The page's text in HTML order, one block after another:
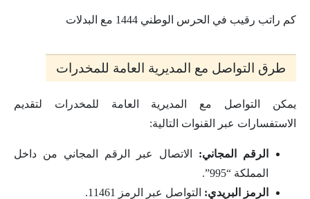
كم راتب رقيب في الحرس الوطني 1444 مع البدلات
طرق التواصل مع المديرية العامة للمخدرات
يمكن التواصل مع المديرية العامة للمخدرات لتقديم
الاستفسارات عبر القنوات التالية:
الرقم المجاني: الاتصال عبر الرقم المجاني من داخل
المملكة “995”.
الرمز البريدي: التواصل عبر الرمز 11461.